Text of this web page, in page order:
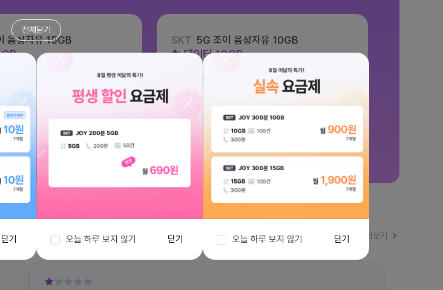
음성자유 15GB SKT 5G 조이 음성자유 10GB
데이터10GB
통화 기본제공
월 5,500원 / 평생할인
더보기
전체닫기
닫기 오늘 하루 보지 않기 닫기 오늘 하루 보지 않기 닫기